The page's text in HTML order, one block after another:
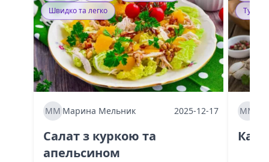
Швидко та легко
ММ Марина Мельник 2025-12-17
Салат з куркою та
апельсином
ММ